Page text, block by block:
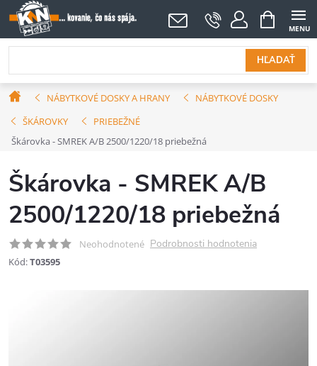
Prejsť
na
obsah
HĽADAŤ
NÁKUPNÝ
KOŠÍK
DomovNÁBYTKOVÉ DOSKY A HRANY
NÁBYTKOVÉ DOSKY
ŠKÁROVKY
PRIEBEŽNÉ
Škárovka - SMREK A/B 2500/1220/18 priebežná
Škárovka - SMREK A/B
2500/1220/18 priebežná
Neohodnotené Podrobnosti hodnotenia
Kód:T03595